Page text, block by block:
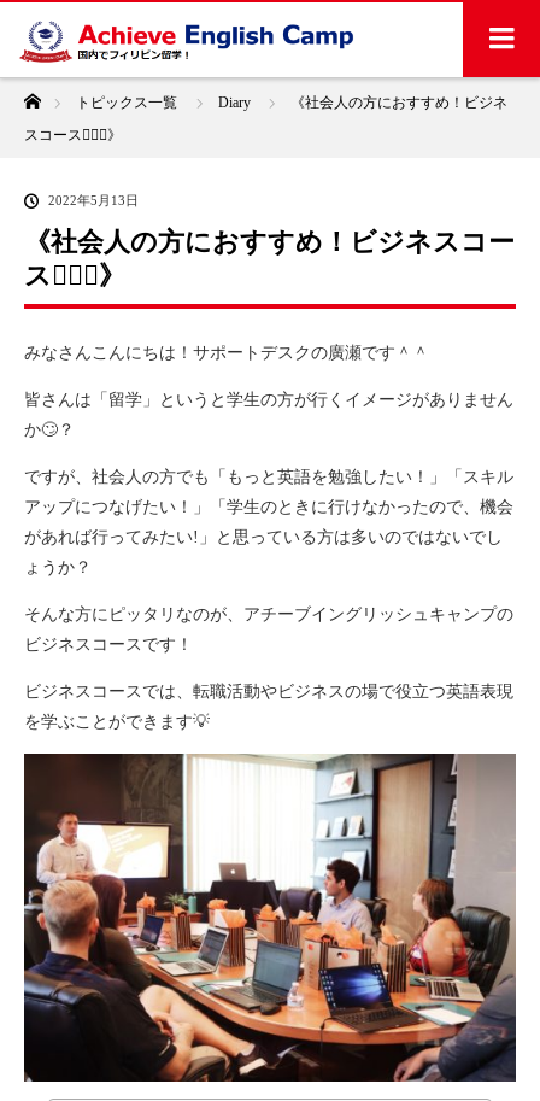
ホームトピックス一覧 Diary
《社会人の方におすすめ！ビジネ
スコース🙋🏻‍♂️》
2022年5月13日
《社会人の方におすすめ！ビジネスコー
ス🙋🏻‍♂️》
みなさんこんにちは！サポートデスクの廣瀬です＾＾
皆さんは「留学」というと学生の方が行くイメージがありません
か🙄？
ですが、社会人の方でも「もっと英語を勉強したい！」「スキル
アップにつなげたい！」「学生のときに行けなかったので、機会
があれば行ってみたい!」と思っている方は多いのではないでし
ょうか？
そんな方にピッタリなのが、アチーブイングリッシュキャンプの
ビジネスコースです！
ビジネスコースでは、転職活動やビジネスの場で役立つ英語表現
を学ぶことができます💡